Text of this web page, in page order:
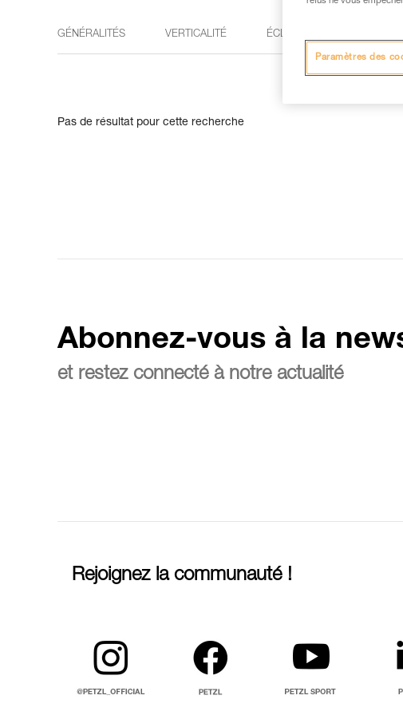
GÉNÉRALITÉS VERTICALITÉ ÉCLAIRAGE
Pas de résultat pour cette recherche
Abonnez-vous à la
et restez connecté à notre actualité
Rejoignez la communauté !
Paramètres des